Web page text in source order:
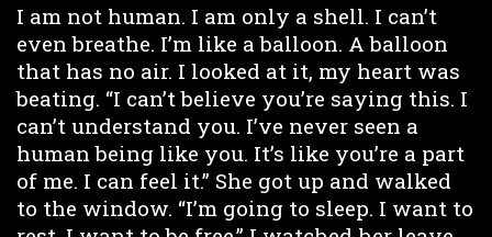
I am not human. I am only a shell. I can’t
even breathe. I’m like a balloon. A balloon
that has no air. I looked at it, my heart was
beating. “I can’t believe you’re saying this. I
can’t understand you. I’ve never seen a
human being like you. It’s like you’re a part
of me. I can feel it.” She got up and walked
to the window. “I’m going to sleep. I want to